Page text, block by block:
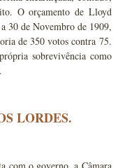
O orçamento de Lloyd
30 de Novembro de 1909,
de 350 votos contra 75.
sobrevivência como
LORDES.